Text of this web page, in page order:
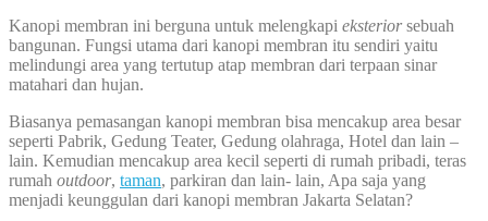
Kanopi membran ini berguna untuk melengkapi eksteriorsebuah
bangunan. Fungsi utama dari kanopi membran itu sendiri yaitu
melindungi area yang tertutup atap membran dari terpaan sinar
matahari dan hujan.
Biasanya pemasangan kanopi membran bisa mencakup area besar
seperti Pabrik, Gedung Teater, Gedung olahraga, Hotel dan lain –
lain. Kemudian mencakup area kecil seperti di rumah pribadi, teras
rumah outdoor, taman, parkiran dan lain- lain, Apa saja yang
menjadi keunggulan dari kanopi membran Jakarta Selatan?